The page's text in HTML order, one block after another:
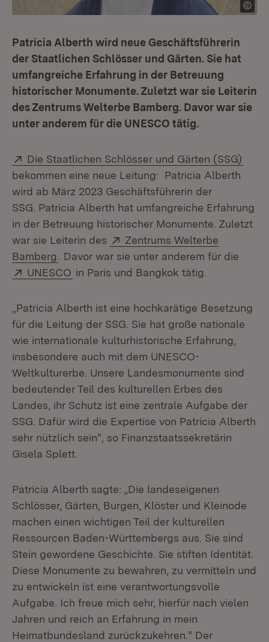
Patricia Alberth wird neue Geschäftsführerin
der Staatlichen Schlösser und Gärten. Sie hat
umfangreiche Erfahrung in der Betreuung
historischer Monumente. Zuletzt war sie Leiterin
des Zentrums Welterbe Bamberg. Davor war sie
unter anderem für die UNESCO tätig.
Extern:
Die Staatlichen Schlösser und Gärten (SSG)
bekommen eine neue Leitung: Patricia Alberth
wird ab März 2023 Geschäftsführerin der
SSG. Patricia Alberth hat umfangreiche Erfahrung
in der Betreuung historischer Monumente. Zuletzt
war sie Leiterin des
Extern:
Zentrums Welterbe
Bamberg (Öffnet in neuem Fenster)
. Davor war sie unter anderem für die
Extern:
UNESCO (Öffnet in neuem Fenster)
in Paris und Bangkok tätig.
„Patricia Alberth ist eine hochkarätige Besetzung
für die Leitung der SSG. Sie hat große nationale
wie internationale kulturhistorische Erfahrung,
insbesondere auch mit dem UNESCO-
Weltkulturerbe. Unsere Landesmonumente sind
bedeutender Teil des kulturellen Erbes des
Landes, ihr Schutz ist eine zentrale Aufgabe der
SSG. Dafür wird die Expertise von Patricia Alberth
sehr nützlich sein", so Finanzstaatssekretärin
Gisela Splett.
Patricia Alberth sagte: „Die landeseigenen
Schlösser, Gärten, Burgen, Klöster und Kleinode
machen einen wichtigen Teil der kulturellen
Ressourcen Baden-Württembergs aus. Sie sind
Stein gewordene Geschichte. Sie stiften Identität.
Diese Monumente zu bewahren, zu vermitteln und
zu entwickeln ist eine verantwortungsvolle
Aufgabe. Ich freue mich sehr, hierfür nach vielen
Jahren und reich an Erfahrung in mein
Heimatbundesland zurückzukehren." Der